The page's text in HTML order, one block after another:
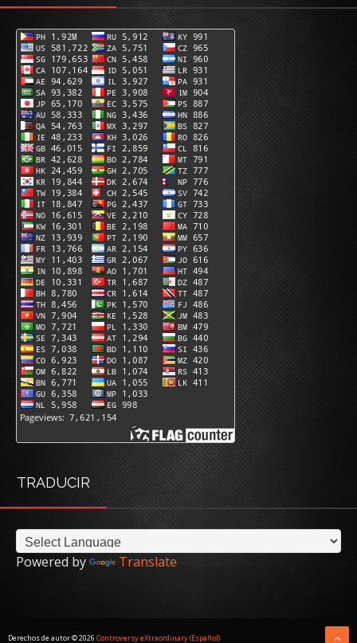
TRADUCIR
Powered by Translate
Derechos de autor ©2026 Controversy eXtraordinary (Español)